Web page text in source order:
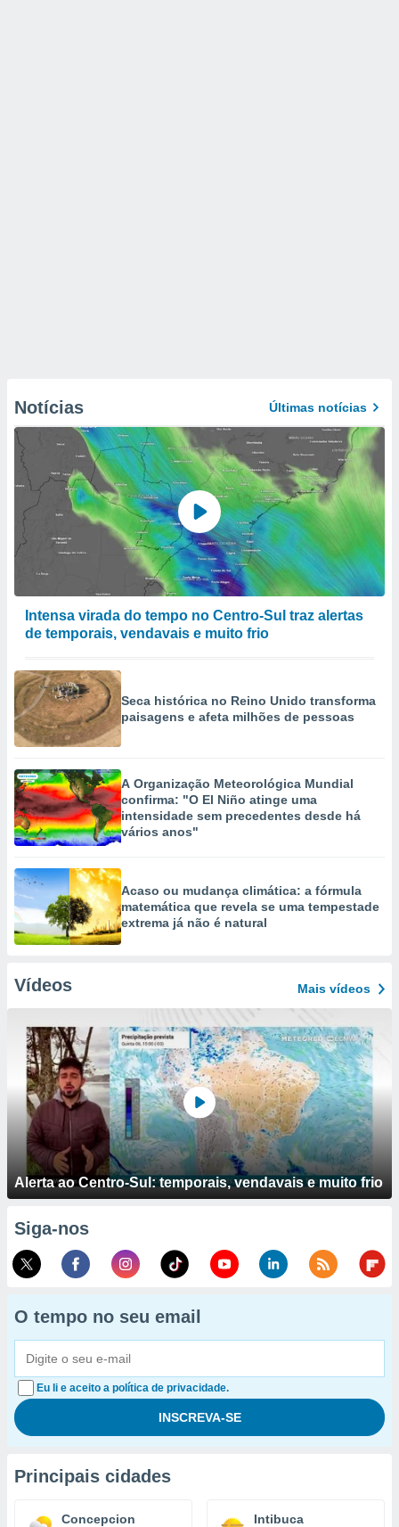
Notícias Últimas notícias
Intensa virada do tempo no Centro-Sul traz alertas
de temporais, vendavais e muito frio
Seca histórica no Reino Unido transforma
paisagens e afeta milhões de pessoas
A Organização Meteorológica Mundial
confirma: "O El Niño atinge uma
intensidade sem precedentes desde há
vários anos"
Acaso ou mudança climática: a fórmula
matemática que revela se uma tempestade
extrema já não é natural
Vídeos Mais vídeos
Alerta ao Centro-Sul: temporais, vendavais e muito frio
Siga-nos
O tempo no seu email
Eu li e aceito a política de privacidade.
Principais cidades
Concepcion Intibuca